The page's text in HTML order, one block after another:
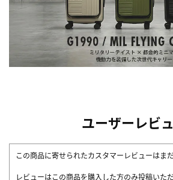
ユーザーレビ
この商品に寄せられたカスタマーレビューはま
レビューはこの商品を購入した方のみ投稿いた